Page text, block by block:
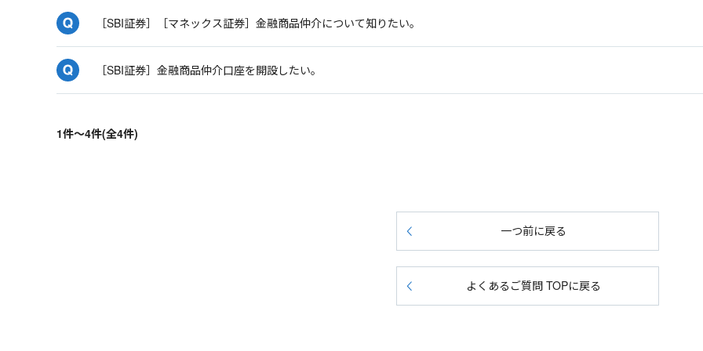
［SBI証券］［マネックス証券］金融商品仲介について知りたい。
［SBI証券］金融商品仲介口座を開設したい。
1件～4件(全4件)
一つ前に戻る
よくあるご質問 TOPに戻る